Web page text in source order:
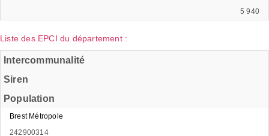
5 940
Liste des EPCI du département :
Intercommunalité
Siren
Population
Brest Métropole
242900314